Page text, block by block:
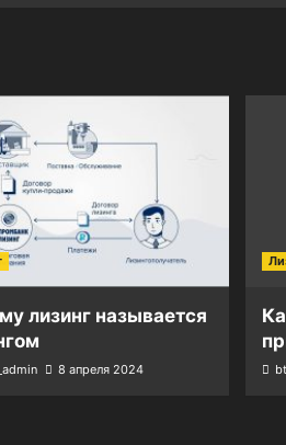
лизинг называется
8 апреля 2024